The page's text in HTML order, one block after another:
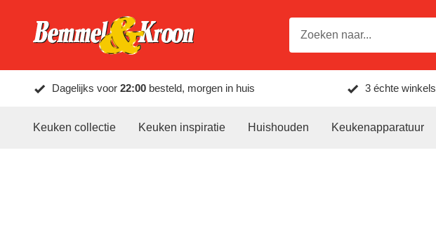
Dagelijks voor 22:00 besteld, morgen in huis 3 échte winkels
Keuken collectie Keuken inspiratie Huishouden Keukenapparatuur